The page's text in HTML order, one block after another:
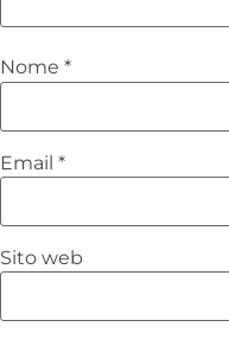
Nome *
Email *
Sito web